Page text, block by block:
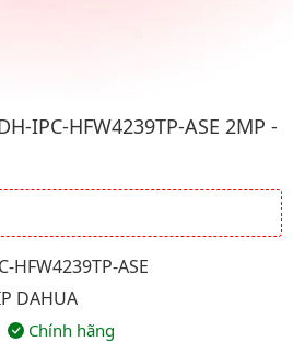
IPC-HFW4239TP-ASE 2MP -
mãi
HFW4239TP-ASE
DAHUA
Chính hãng